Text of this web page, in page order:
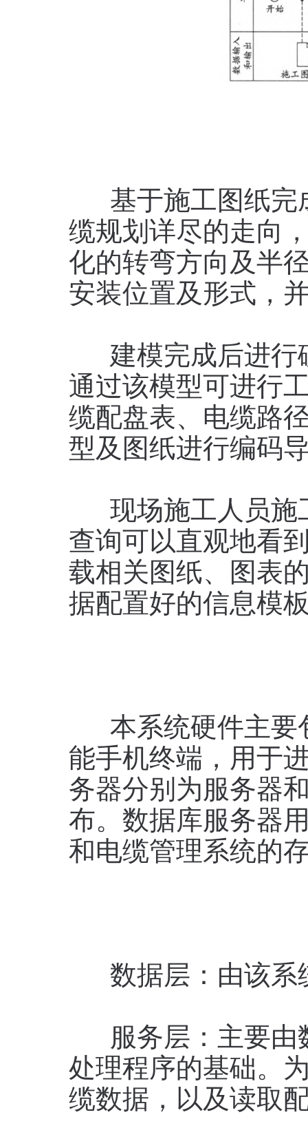
基于施工图纸完
缆规划详尽的走向
化的转弯方向及半
安装位置及形式，
建模完成后进行
通过该模型可进行
缆配盘表、电缆路
型及图纸进行编码
现场施工人员施
查询可以直观地看
载相关图纸、图表
据配置好的信息模
本系统硬件主要
能手机终端，用于
务器分别为服务器
布。数据库服务器
和电缆管理系统的
数据层：由该系
服务层：主要由
处理程序的基础。
缆数据，以及读取